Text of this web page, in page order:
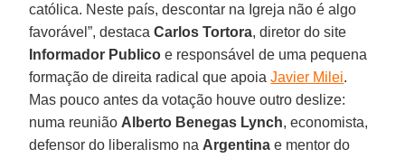
católica. Neste país, descontar na Igreja não é algo
favorável”, destacaCarlos Tortora, diretor do site
Informador Publico e responsável de uma pequena
formação de direita radical que apoiaJavier Milei.
Mas pouco antes da votação houve outro deslize:
numa reunião Alberto Benegas Lynch, economista,
defensor do liberalismo na Argentina e mentor do